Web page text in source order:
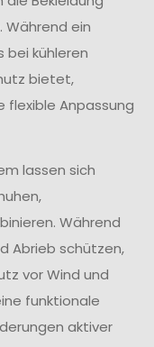
ein
kühleren
bietet,
flexible Anpassung
lassen sich
Während
Abrieb schützen,
vor Wind und
funktionale
aktiver